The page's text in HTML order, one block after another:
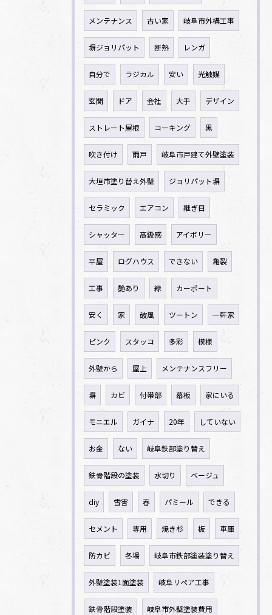
メンテナンス 古い家 岐阜市外構工事
塀ジョリパット 断熱 レンガ
自分で ラジカル 安い 光触媒
玄関 ドア 会社 大手 デザイン
ストレート屋根 コーキング 黒
吹き付け 雨戸 岐阜市戸建て外壁塗装
大垣市塗り替え外壁 ジョリパット塀
セラミック エアコン 継ぎ目
シャッター 高級感 アイボリー
平屋 ログハウス できない 亀裂
工事 艶あり 緑 カーポート
安く 家 破風 ツートン 一軒家
ピンク スタッコ 多彩 模様
外壁から 屋上 メンテナンスフリー
塀 カビ 付帯部 幕板 家にいる
モニエル ガイナ 20年 していない
お金 ない 岐阜鉄部塗り替え
鉄骨階段の塗装 水切り ベージュ
diy 雪害 春 パミール できる
セメント 専用 焼き杉 板 車庫
防カビ 冬場 岐阜市鉄部塗装塗り替え
外壁塗装1面塗装 岐阜リペア工事
鉄骨階段塗装 岐阜市外壁塗装費用